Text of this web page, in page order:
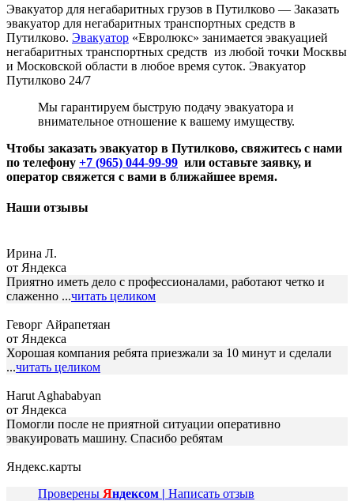
Эвакуатор для негабаритных грузов в Путилково — Заказать
эвакуатор для негабаритных транспортных средств в
Путилково. Эвакуатор «Евролюкс» занимается эвакуацией
негабаритных транспортных средств из любой точки Москвы
и Московской области в любое время суток. Эвакуатор
Путилково 24/7
Мы гарантируем быструю подачу эвакуатора и
внимательное отношение к вашему имуществу.
Чтобы заказать эвакуатор в Путилково, свяжитесь с нами
по телефону +7 (965) 044-99-99 или оставьте заявку, и
оператор свяжется с вами в ближайшее время.
Наши отзывы
Ирина Л.
от Яндекса
Приятно иметь дело с профессионалами, работают четко и
слаженно ...читать целиком
Геворг Айрапетяан
от Яндекса
Хорошая компания ребята приезжали за 10 минут и сделали
...читать целиком
Harut Aghababyan
от Яндекса
Помогли после не приятной ситуации оперативно
эвакуировать машину. Спасибо ребятам
Яндекс.карты
Проверены Яндексом | Написать отзыв